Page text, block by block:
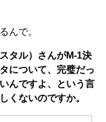
んで。
タル）さんがM-1決
について、完璧だっ
んですよ、という言
くないのですか。